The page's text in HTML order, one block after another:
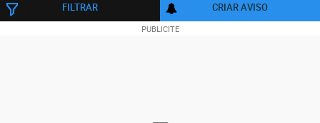
FILTRAR CRIAR AVISO